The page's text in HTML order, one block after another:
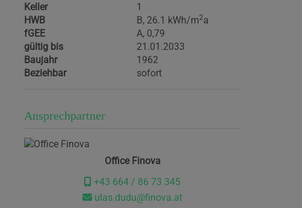
Keller
1
HWB
B, 26.1 kWh/m2a
fGEE
A, 0,79
gültig bis
21.01.2033
Baujahr
1962
Beziehbar
sofort
Ansprechpartner
Office Finova
+43 664 / 86 73 345
ulas.dudu@finova.at